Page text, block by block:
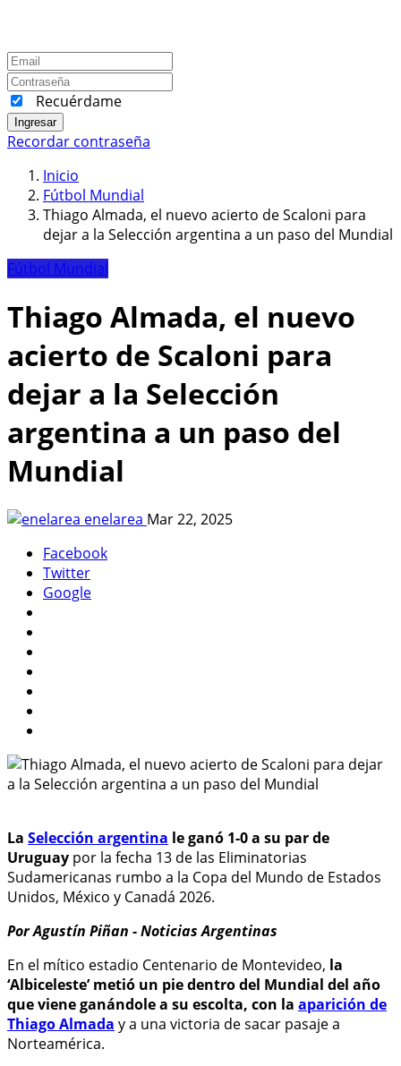
Recuérdame
Ingresar
Recordar contraseña
Inicio
Fútbol Mundial
Thiago Almada, el nuevo acierto de Scaloni para
dejar a la Selección argentina a un paso del Mundial
Fútbol Mundial
Thiago Almada, el nuevo
acierto de Scaloni para
dejar a la Selección
argentina a un paso del
Mundial
enelarea Mar 22, 2025
Facebook
Twitter
Google
La Selección argentina le ganó 1-0 a su par de
Uruguay por la fecha 13 de las Eliminatorias
Sudamericanas rumbo a la Copa del Mundo de Estados
Unidos, México y Canadá 2026.
Por Agustín Piñan - Noticias Argentinas
En el mítico estadio Centenario de Montevideo, la
‘Albiceleste’ metió un pie dentro del Mundial del año
que viene ganándole a su escolta, con la aparición de
Thiago Almada y a una victoria de sacar pasaje a
Norteamérica.